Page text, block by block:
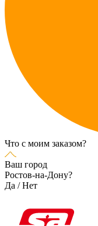
Что с моим заказом?
Ваш город
Ростов-на-Дону?
Да /Нет